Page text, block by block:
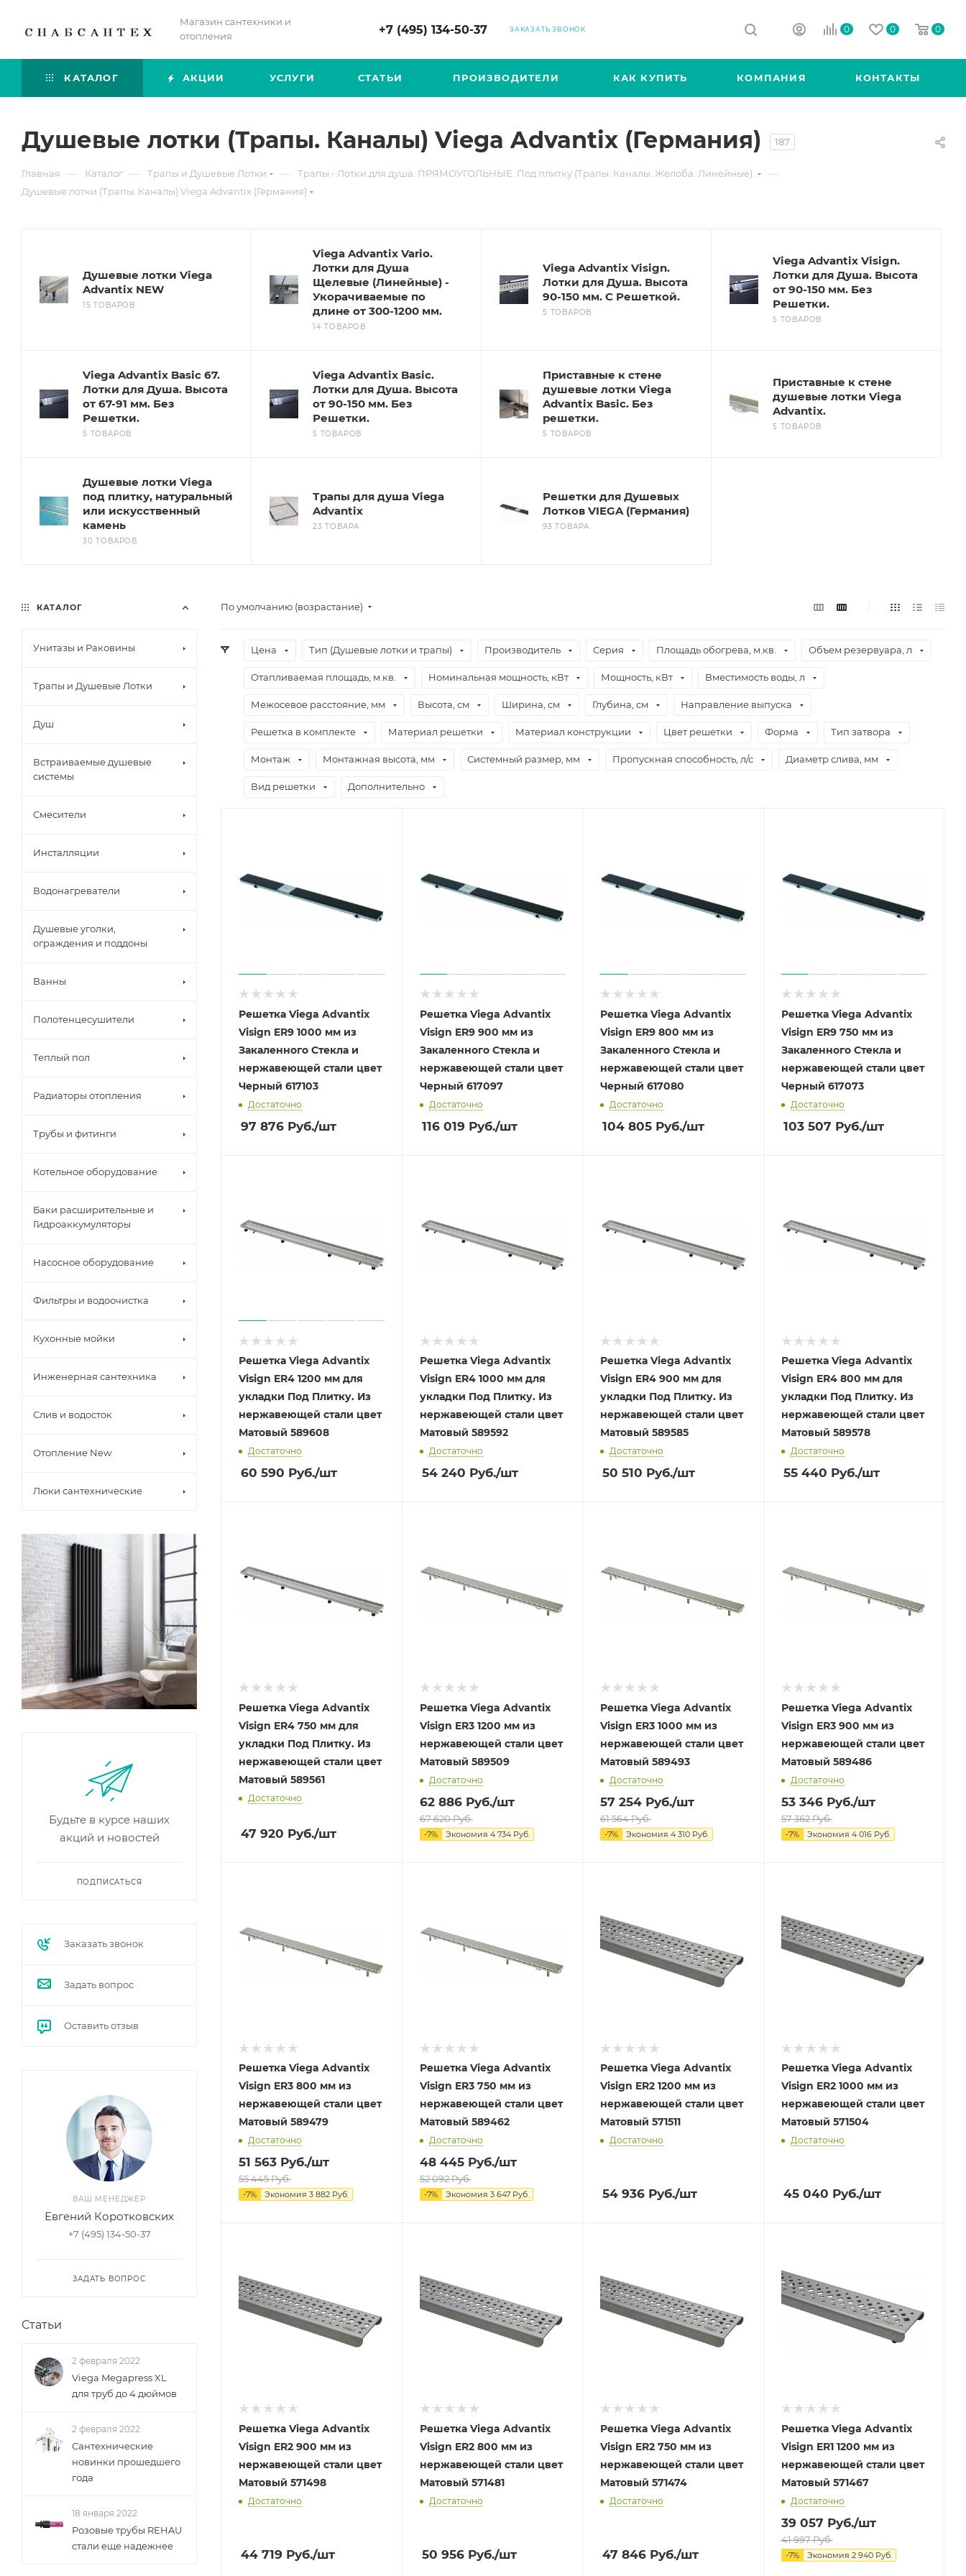
Магазин сантехники и
отопления
+7 (495) 134-50-37 ЗАКАЗАТЬ ЗВОНОК 0 0 0
КАТАЛОГ АКЦИИ УСЛУГИ СТАТЬИ ПРОИЗВОДИТЕЛИ КАК КУПИТЬ КОМПАНИЯ КОНТАКТЫ
Душевые лотки (Трапы. Каналы) Viega Advantix (Германия) 187
Главная — Каталог — Трапы и Душевые Лотки — Трапы - Лотки для душа. ПРЯМОУГОЛЬНЫЕ. Под плитку (Трапы. Каналы. Желоба. Линейные). —
Душевые лотки (Трапы. Каналы) Viega Advantix (Германия)
Душевые лотки Viega
Advantix NEW
15 ТОВАРОВ
Viega Advantix Vario.
Лотки для Душа
Щелевые (Линейные) -
Укорачиваемые по
длине от 300-1200 мм.
14 ТОВАРОВ
Viega Advantix Visign.
Лотки для Душа. Высота
90-150 мм. С Решеткой.
5 ТОВАРОВ
Viega Advantix Visign.
Лотки для Душа. Высота
от 90-150 мм. Без
Решетки.
5 ТОВАРОВ
Viega Advantix Basic 67.
Лотки для Душа. Высота
от 67-91 мм. Без
Решетки.
5 ТОВАРОВ
Viega Advantix Basic.
Лотки для Душа. Высота
от 90-150 мм. Без
Решетки.
5 ТОВАРОВ
Приставные к стене
душевые лотки Viega
Advantix Basic. Без
решетки.
5 ТОВАРОВ
Приставные к стене
душевые лотки Viega
Advantix.
5 ТОВАРОВ
Душевые лотки Viega
под плитку, натуральный
или искусственный
камень
30 ТОВАРОВ
Трапы для душа Viega
Advantix
23 ТОВАРА
Решетки для Душевых
Лотков VIEGA (Германия)
93 ТОВАРА
По умолчанию (возрастание)
Цена Тип (Душевые лотки и трапы) Производитель Серия Площадь обогрева, м.кв. Объем резервуара, л
Отапливаемая площадь, м.кв. Номинальная мощность, кВт Мощность, кВт Вместимость воды, л
Межосевое расстояние, мм Высота, см Ширина, см Глубина, см Направление выпуска
Решетка в комплекте Материал решетки Материал конструкции Цвет решетки Форма Тип затвора
Монтаж Монтажная высота, мм Системный размер, мм Пропускная способность, л/с Диаметр слива, мм
Вид решетки Дополнительно
Решетка Viega Advantix
Visign ER9 1000 мм из
Закаленного Стекла и
нержавеющей стали цвет
Черный 617103
Достаточно
97 876 Руб./шт
Решетка Viega Advantix
Visign ER9 900 мм из
Закаленного Стекла и
нержавеющей стали цвет
Черный 617097
Достаточно
116 019Руб./шт
Решетка Viega Advantix
Visign ER9 800 мм из
Закаленного Стекла и
нержавеющей стали цвет
Черный 617080
Достаточно
104 805 Руб./шт
Решетка Viega Advantix
Visign ER9 750 мм из
Закаленного Стекла и
нержавеющей стали цвет
Черный 617073
Достаточно
103 507 Руб./шт
Решетка Viega Advantix
Visign ER4 1200 мм для
укладки Под Плитку. Из
нержавеющей стали цвет
Матовый 589608
Достаточно
60 590 Руб./шт
Решетка Viega Advantix
Visign ER4 1000 мм для
укладки Под Плитку. Из
нержавеющей стали цвет
Матовый 589592
Достаточно
54 240 Руб./шт
Решетка Viega Advantix
Visign ER4 900 мм для
укладки Под Плитку. Из
нержавеющей стали цвет
Матовый 589585
Достаточно
50 510 Руб./шт
Решетка Viega Advantix
Visign ER4 800 мм для
укладки Под Плитку. Из
нержавеющей стали цвет
Матовый 589578
Достаточно
55 440 Руб./шт
Решетка Viega Advantix
Visign ER4 750 мм для
укладки Под Плитку. Из
нержавеющей стали цвет
Матовый 589561
Достаточно
47 920 Руб./шт
Решетка Viega Advantix
Visign ER3 1200 мм из
нержавеющей стали цвет
Матовый 589509
Достаточно
62 886Руб./шт
67 620Руб.
-7% Экономия 4 734Руб.
Решетка Viega Advantix
Visign ER3 1000 мм из
нержавеющей стали цвет
Матовый 589493
Достаточно
57 254 Руб./шт
61 564Руб.
-7% Экономия 4 310 Руб.
Решетка Viega Advantix
Visign ER3 900 мм из
нержавеющей стали цвет
Матовый 589486
Достаточно
53 346Руб./шт
57 362Руб.
-7% Экономия 4 016Руб.
Решетка Viega Advantix
Visign ER3 800 мм из
нержавеющей стали цвет
Матовый 589479
Достаточно
51 563 Руб./шт
55 445Руб.
-7% Экономия 3 882 Руб.
Решетка Viega Advantix
Visign ER3 750 мм из
нержавеющей стали цвет
Матовый 589462
Достаточно
48 445Руб./шт
52 092Руб.
-7% Экономия 3 647Руб.
Решетка Viega Advantix
Visign ER2 1200 мм из
нержавеющей стали цвет
Матовый 571511
Достаточно
54 936 Руб./шт
Решетка Viega Advantix
Visign ER2 1000 мм из
нержавеющей стали цвет
Матовый 571504
Достаточно
45 040 Руб./шт
Решетка Viega Advantix
Visign ER2 900 мм из
нержавеющей стали цвет
Матовый 571498
Достаточно
44 719 Руб./шт
Решетка Viega Advantix
Visign ER2 800 мм из
нержавеющей стали цвет
Матовый 571481
Достаточно
50 956Руб./шт
Решетка Viega Advantix
Visign ER2 750 мм из
нержавеющей стали цвет
Матовый 571474
Достаточно
47 846 Руб./шт
Решетка Viega Advantix
Visign ER1 1200 мм из
нержавеющей стали цвет
Матовый 571467
Достаточно
39 057 Руб./шт
41 997Руб.
-7% Экономия 2 940Руб.
КАТАЛОГ
Унитазы и Раковины
Трапы и Душевые Лотки
Душ
Встраиваемые душевые
системы
Смесители
Инсталляции
Водонагреватели
Душевые уголки,
ограждения и поддоны
Ванны
Полотенцесушители
Теплый пол
Радиаторы отопления
Трубы и фитинги
Котельное оборудование
Баки расширительные и
Гидроаккумуляторы
Насосное оборудование
Фильтры и водоочистка
Кухонные мойки
Инженерная сантехника
Слив и водосток
Отопление New
Люки сантехнические
Будьте в курсе наших
акций и новостей
ПОДПИСАТЬСЯ
Заказать звонок
Задать вопрос
Оставить отзыв
ВАШ МЕНЕДЖЕР
Евгений Коротковских
+7 (495) 134-50-37
ЗАДАТЬ ВОПРОС
Статьи
2 февраля 2022
Viega Megapress XL
для труб до 4 дюймов
2 февраля 2022
Сантехнические
новинки прошедшего
года
18 января 2022
Розовые трубы REHAU
стали еще надежнее